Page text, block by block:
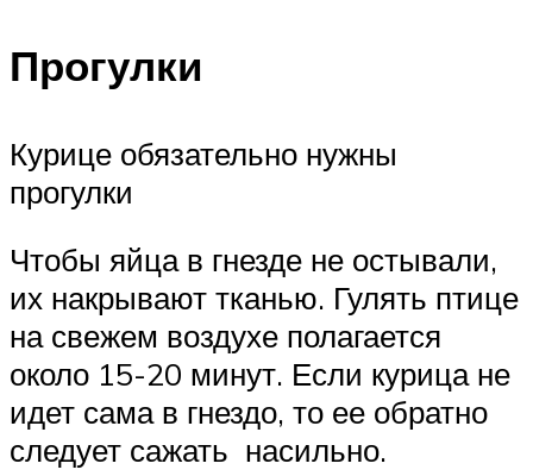
Прогулки
Курице обязательно нужны
прогулки
Чтобы яйца в гнезде не остывали,
их накрывают тканью. Гулять птице
на свежем воздухе полагается
около 15-20 минут. Если курица не
идет сама в гнездо, то ее обратно
следует сажать насильно.